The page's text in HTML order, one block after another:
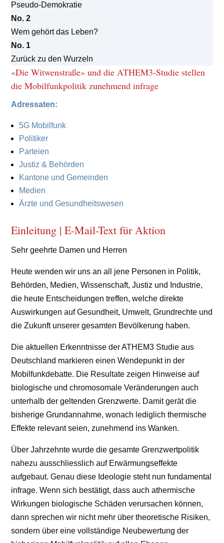
Pseudo-Demokratie
No. 2
Wem gehört das Leben?
No. 1
Zurück zu den Wurzeln
«Die Witwenstraße» und die ATHEM3-Studie stellen
die Mobilfunkpolitik zunehmend infrage
Adressaten:
5G Mobilfunk
Politiker
Parteien
Justiz & Behörden
Kantone und Gemeinden
Medien
Ärzte und Gesundheitswesen
Einleitung | E-Mail-Text für Aktion
Sehr geehrte Damen und Herren
Heute wenden wir uns an all jene Personen in Politik,
Behörden, Medien, Wissenschaft, Justiz und Industrie,
die heute Entscheidungen treffen, welche direkte
Auswirkungen auf Gesundheit, Umwelt, Grundrechte und
die Zukunft unserer gesamten Bevölkerung haben.
Die aktuellen Erkenntnisse der ATHEM3 Studie aus
Deutschland markieren einen Wendepunkt in der
Mobilfunkdebatte. Die Resultate zeigen Hinweise auf
biologische und chromosomale Veränderungen auch
unterhalb der geltenden Grenzwerte. Damit gerät die
bisherige Grundannahme, wonach lediglich thermische
Effekte relevant seien, zunehmend ins Wanken.
Über Jahrzehnte wurde die gesamte Grenzwertpolitik
nahezu ausschliesslich auf Erwärmungseffekte
aufgebaut. Genau diese Ideologie steht nun fundamental
infrage. Wenn sich bestätigt, dass auch athermische
Wirkungen biologische Schäden verursachen können,
dann sprechen wir nicht mehr über theoretische Risiken,
sondern über eine vollständige Neubewertung der